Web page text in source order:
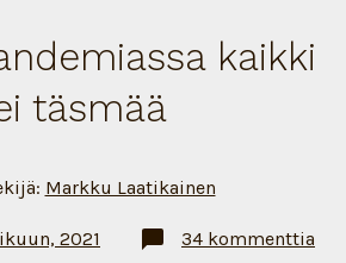
kaikki
täsmää
Markku Laatikainen
2021 34 kommenttia